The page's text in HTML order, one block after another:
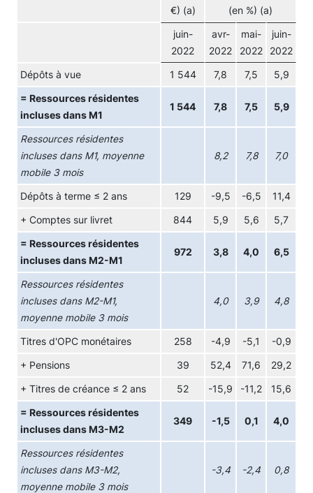
€) (a)
(en %) (a)
juin-
2022
avr-
2022
mai-
2022
juin-
2022
Dépôts à vue 1 544 7,8 7,5 5,9
= Ressources résidentes
incluses dans M1
1 544 7,8 7,5 5,9
Ressources résidentes
incluses dans M1, moyenne
mobile 3 mois
8,2 7,8 7,0
Dépôts à terme ≤ 2 ans 129 -9,5 -6,5 11,4
+ Comptes sur livret 844 5,9 5,6 5,7
= Ressources résidentes
incluses dans M2-M1
972 3,8 4,0 6,5
Ressources résidentes
incluses dans M2-M1,
moyenne mobile 3 mois
4,0 3,9 4,8
Titres d'OPC monétaires 258 -4,9 -5,1 -0,9
+ Pensions 39 52,4 71,6 29,2
+ Titres de créance ≤ 2 ans 52 -15,9 -11,2 15,6
= Ressources résidentes
incluses dans M3-M2
349 -1,5 0,1 4,0
Ressources résidentes
incluses dans M3-M2,
moyenne mobile 3 mois
-3,4 -2,4 0,8